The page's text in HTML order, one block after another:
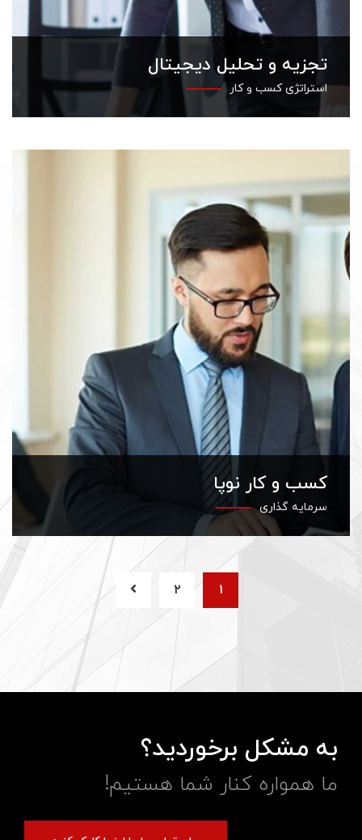
تجزیه و تحلیل دیجیتال
استراتژی کسب و کار
کسب و کار نوپا
سرمایه گذاری
۱ ۲
به مشکل برخوردید؟
ما همواره کنار شما هستیم!